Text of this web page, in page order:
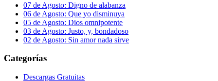
07 de Agosto: Digno de alabanza
06 de Agosto: Que yo disminuya
05 de Agosto: Dios omnipotente
03 de Agosto: Justo, y, bondadoso
02 de Agosto: Sin amor nada sirve
Categorías
Descargas Gratuitas